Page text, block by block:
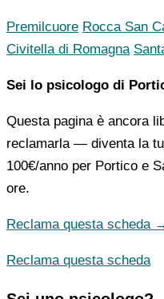
Premilcuore Rocca San
Civitella di Romagna
Sei lo psicologo di
Questa pagina è ancora
reclamarla — diventa la
100€/anno per Portico e
ore.
Reclama questa scheda
Reclama questa scheda